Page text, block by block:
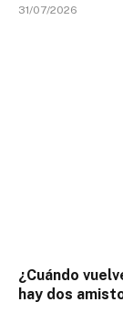
31/07/2026
¿Cuándo
hay dos